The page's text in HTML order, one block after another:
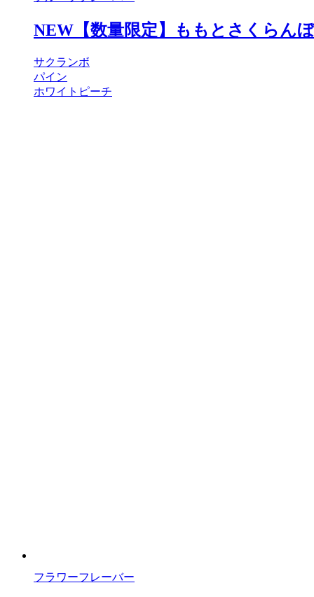
NEW【数量限定】ももとさくらんぼ
サクランボ
パイン
ホワイトピーチ
フラワーフレーバー